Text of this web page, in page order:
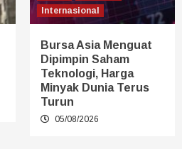
Internasional
Bursa Asia Menguat
Dipimpin Saham
Teknologi, Harga
Minyak Dunia Terus
Turun
05/08/2026